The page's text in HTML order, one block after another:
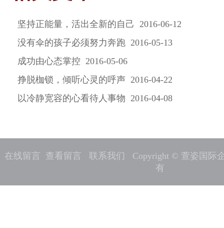
坚持正能量，活出全新的自己 2016-06-12
没有伞的孩子必须努力奔跑 2016-05-13
成功由心态掌控 2016-05-06
挣脱枷锁，倾听心灵的呼声 2016-04-22
以冷静宽容的心看待人事物 2016-04-08
在线留言 查看留言 联系我们
Copyright © 萱姿国际
有